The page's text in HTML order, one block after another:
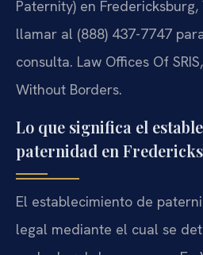
Paternity) en
llamar al (888) 437-7747
consulta. Law Offices Of
Without Borders.
Lo que significa el
paternidad en
El establecimiento de
legal mediante el cual se